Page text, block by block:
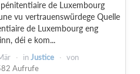
de Luxembourg
vu vertrauenswürdege Quelle
de Luxembourg eng
déi e kom...
inJustice
von
Aufrufe